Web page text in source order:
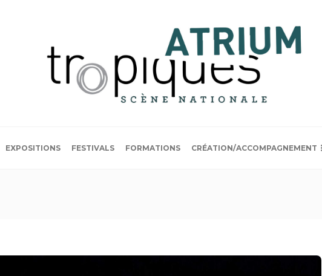
EXPOSITIONS FESTIVALS FORMATIONS CRÉATION/ACCOMPAGNEMENT